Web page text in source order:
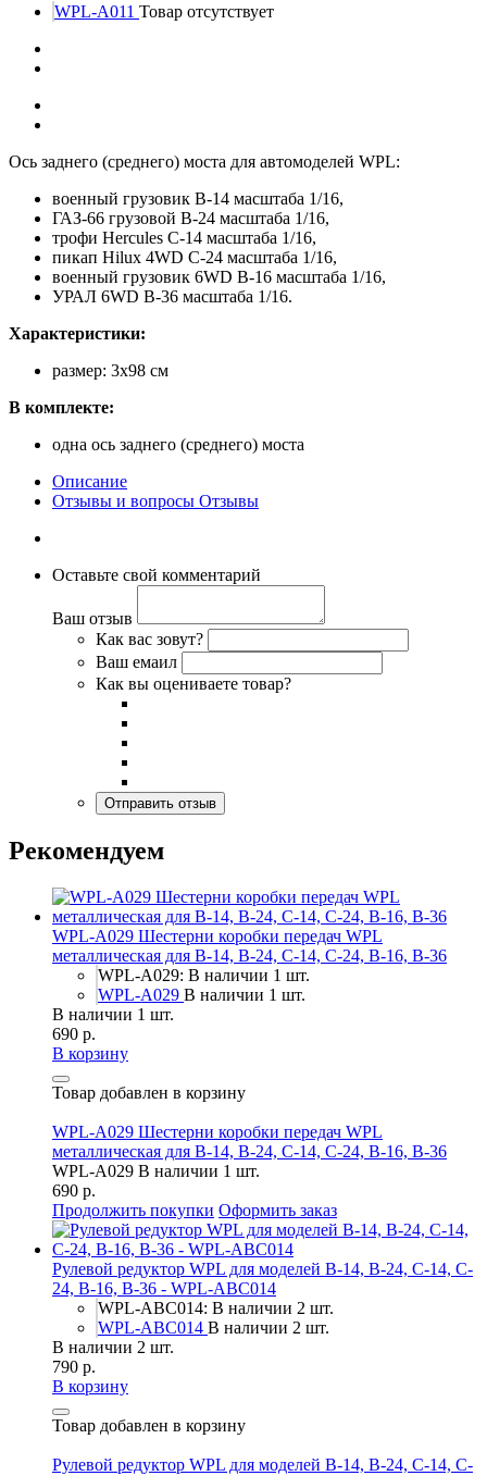
WPL-A011 Товар отсутствует
Ось заднего (среднего) моста для автомоделей WPL:
военный грузовик B-14 масштаба 1/16,
ГАЗ-66 грузовой B-24 масштаба 1/16,
трофи Hercules C-14 масштаба 1/16,
пикап Hilux 4WD C-24 масштаба 1/16,
военный грузовик 6WD B-16 масштаба 1/16,
УРАЛ 6WD B-36 масштаба 1/16.
Характеристики:
размер: 3х98 см
В комплекте:
одна ось заднего (среднего) моста
Описание
Отзывы и вопросы Отзывы
Оставьте свой комментарий
Ваш отзыв
Как вас зовут?
Ваш емаил
Как вы оцениваете товар?
Рекомендуем
WPL-A029 Шестерни коробки передач WPL
металлическая для B-14, B-24, C-14, C-24, B-16, B-36
WPL-A029: В наличии 1 шт.
WPL-A029 В наличии 1 шт.
В наличии 1 шт.
690 р.
В корзину
Товар добавлен в корзину
WPL-A029 Шестерни коробки передач WPL
металлическая для B-14, B-24, C-14, C-24, B-16, B-36
WPL-A029 В наличии 1 шт.
690 р.
Продолжить покупки Оформить заказ
Рулевой редуктор WPL для моделей B-14, B-24, C-14, C-
24, B-16, B-36 - WPL-ABC014
WPL-ABC014: В наличии 2 шт.
WPL-ABC014 В наличии 2 шт.
В наличии 2 шт.
790 р.
В корзину
Товар добавлен в корзину
Рулевой редуктор WPL для моделей B-14, B-24, C-14, C-